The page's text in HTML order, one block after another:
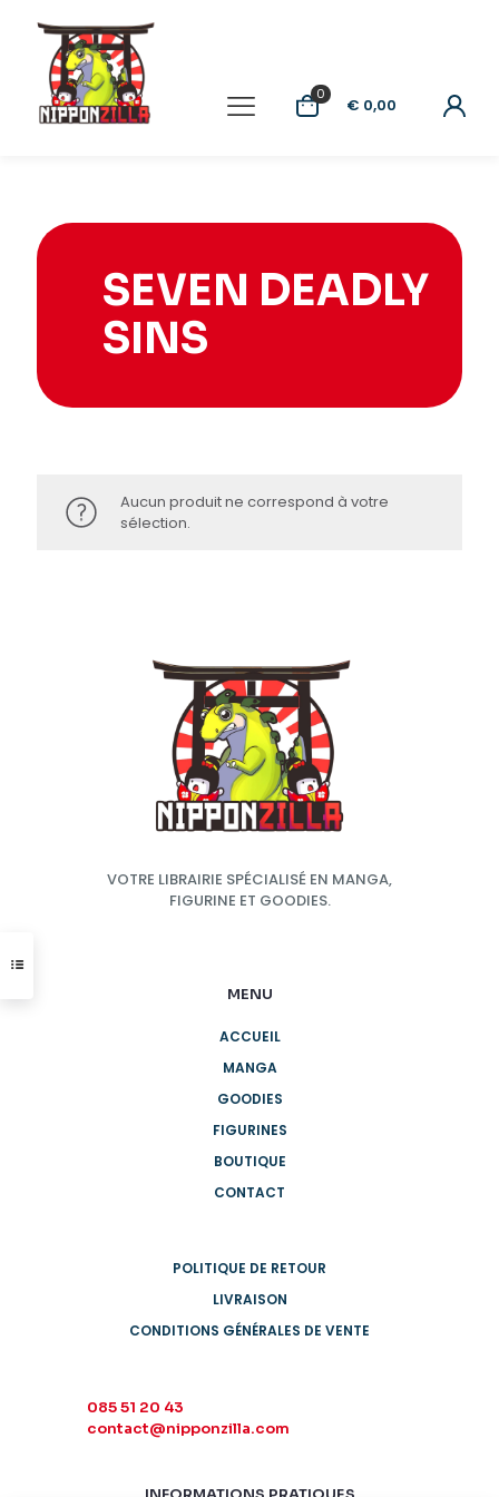
0
€ 0,00
SEVEN DEADLY
SINS
Aucun produit ne correspond à votre
sélection.
VOTRE LIBRAIRIE SPÉCIALISÉ EN MANGA,
FIGURINE ET GOODIES.
MENU
ACCUEIL
MANGA
GOODIES
FIGURINES
BOUTIQUE
CONTACT
POLITIQUE DE RETOUR
LIVRAISON
CONDITIONS GÉNÉRALES DE VENTE
085 51 20 43
contact@nipponzilla.com